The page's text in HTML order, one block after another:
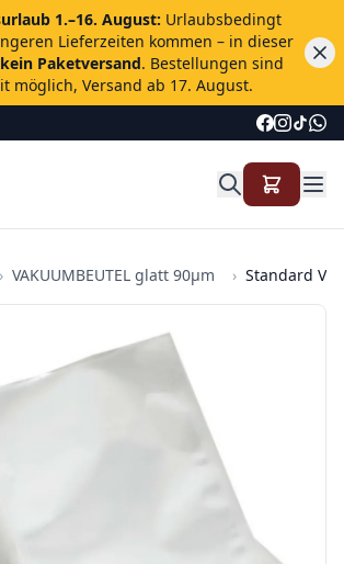
1.–16. August: Urlaubsbedingt
Lieferzeiten kommen – in dieser
kein Paketversand. Bestellungen sind
möglich, Versand ab 17. August.
› VAKUUMBEUTEL glatt 90µm › Standard